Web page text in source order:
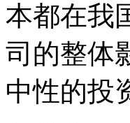
本都在我
司的整体
中性的投